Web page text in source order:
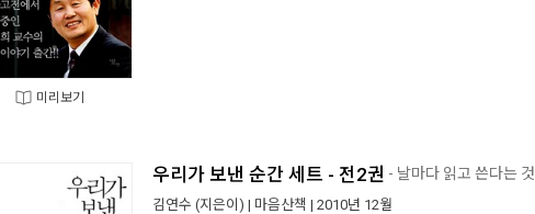
미리보기
우리가 보낸 순간 세트 - 전2권 - 날마다 읽고 쓴다는 것
김연수 (지은이) | 마음산책 | 2010년 12월